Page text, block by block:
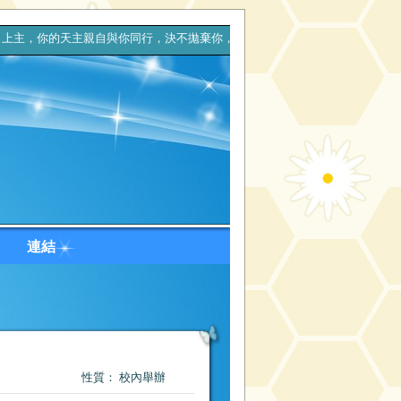
天主親自與你同行，決不拋棄你，也決不離開你。(申命
連結
性質： 校內舉辦